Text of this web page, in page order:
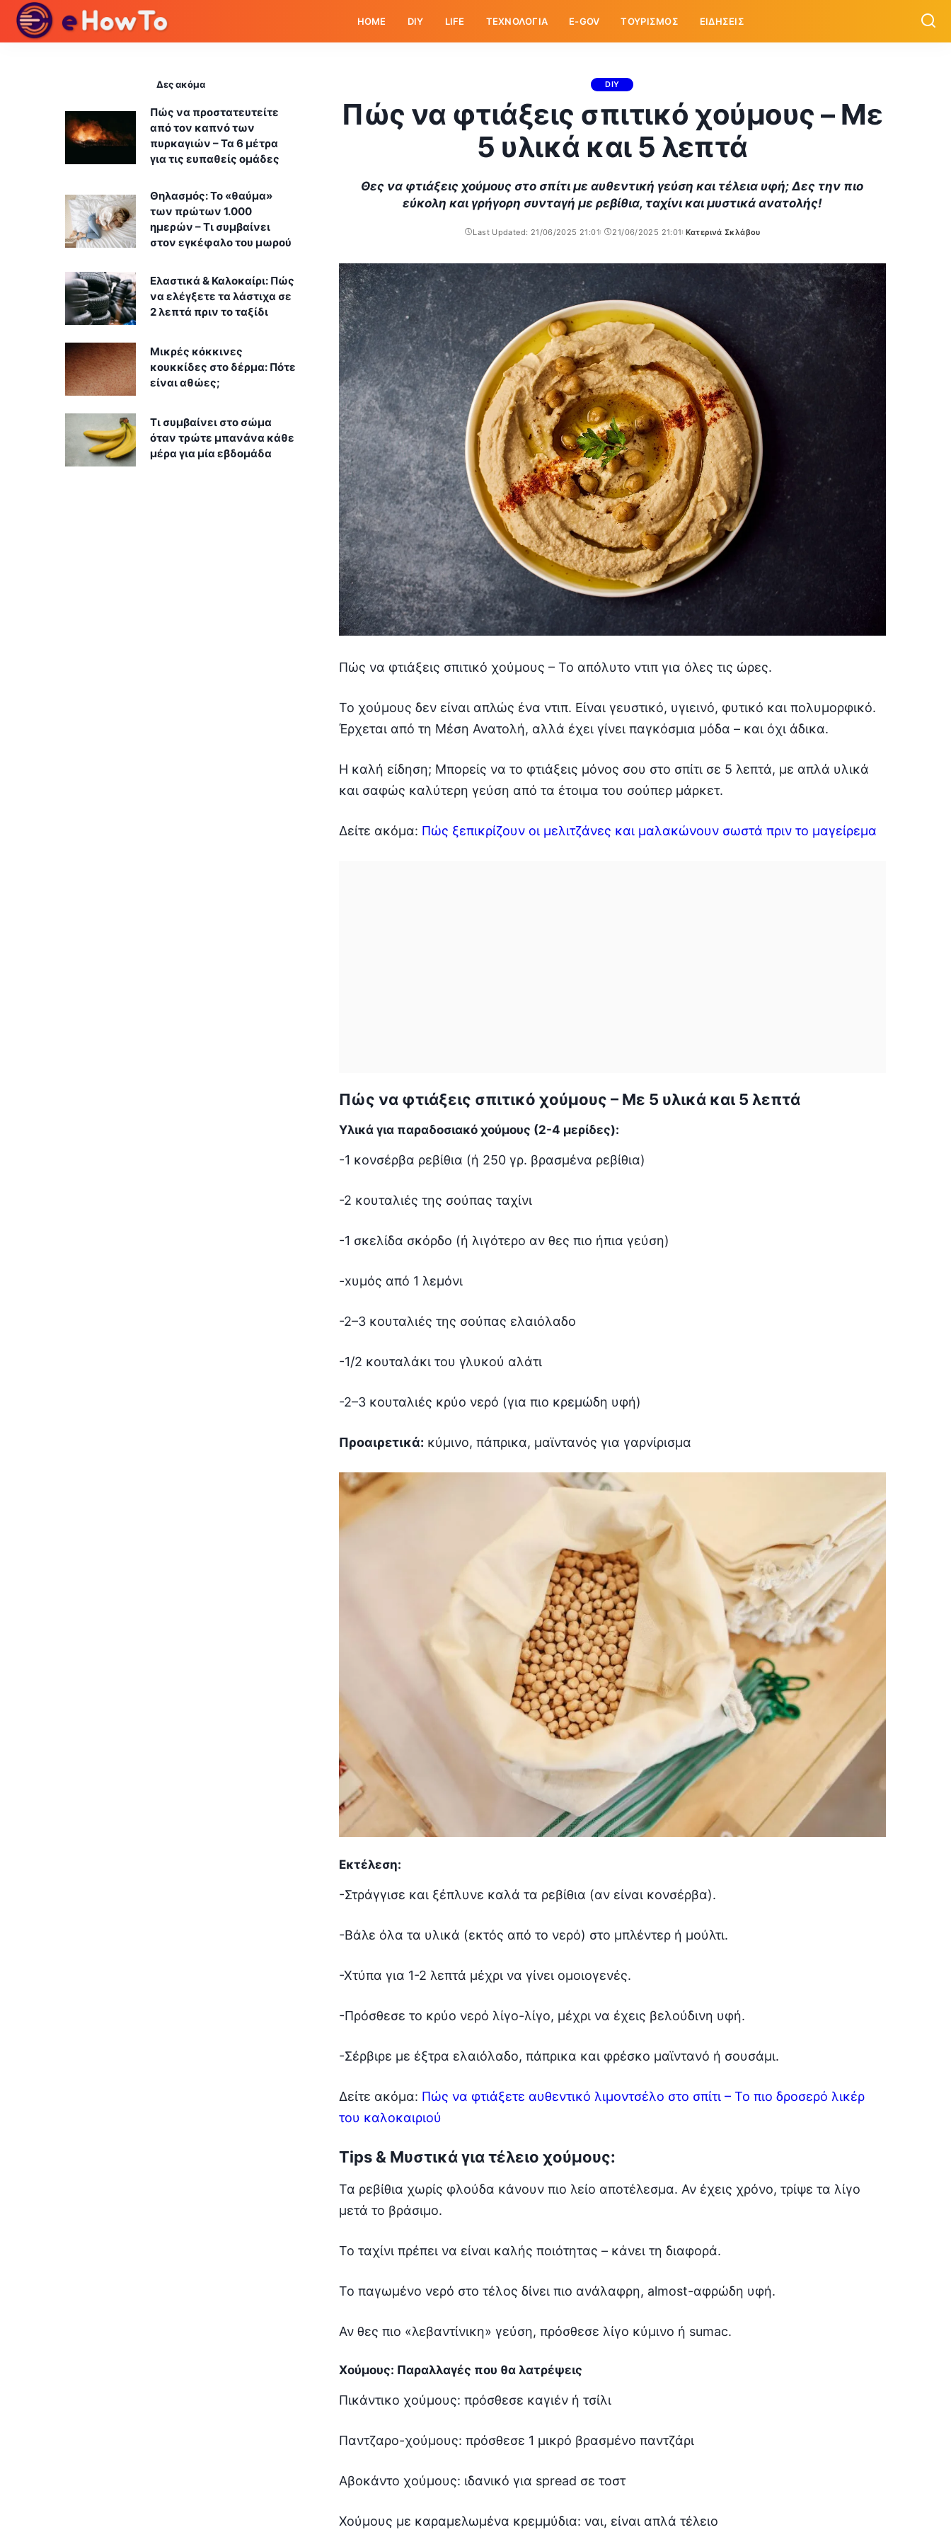
HOME DIY LIFE ΤΕΧΝΟΛΟΓΙΑ E-GOV ΤΟΥΡΙΣΜΟΣ ΕΙΔΗΣΕΙΣ
DIY
Πώς να φτιάξεις σπιτικό χούμους – Με
5 υλικά και 5 λεπτά
Θες να φτιάξεις χούμους στο σπίτι με αυθεντική γεύση και τέλεια υφή; Δες την πιο
εύκολη και γρήγορη συνταγή με ρεβίθια, ταχίνι και μυστικά ανατολής!
Last Updated: 21/06/2025 21:01 21/06/2025 21:01
Posted
Κατερινά Σκλάβου
Πώς να φτιάξεις σπιτικό χούμους – Το απόλυτο ντιπ για όλες τις ώρες.
Το χούμους δεν είναι απλώς ένα ντιπ. Είναι γευστικό, υγιεινό, φυτικό και πολυμορφικό.
Έρχεται από τη Μέση Ανατολή, αλλά έχει γίνει παγκόσμια μόδα – και όχι άδικα.
Η καλή είδηση; Μπορείς να το φτιάξεις μόνος σου στο σπίτι σε 5 λεπτά, με απλά υλικά
και σαφώς καλύτερη γεύση από τα έτοιμα του σούπερ μάρκετ.
Δείτε ακόμα: Πώς ξεπικρίζουν οι μελιτζάνες και μαλακώνουν σωστά πριν το μαγείρεμα
Πώς να φτιάξεις σπιτικό χούμους – Με 5 υλικά και 5 λεπτά
Υλικά για παραδοσιακό χούμους (2-4 μερίδες):
-1 κονσέρβα ρεβίθια (ή 250 γρ. βρασμένα ρεβίθια)
-2 κουταλιές της σούπας ταχίνι
-1 σκελίδα σκόρδο (ή λιγότερο αν θες πιο ήπια γεύση)
-xυμός από 1 λεμόνι
-2–3 κουταλιές της σούπας ελαιόλαδο
-1/2 κουταλάκι του γλυκού αλάτι
-2–3 κουταλιές κρύο νερό (για πιο κρεμώδη υφή)
Προαιρετικά: κύμινο, πάπρικα, μαϊντανός για γαρνίρισμα
Εκτέλεση:
-Στράγγισε και ξέπλυνε καλά τα ρεβίθια (αν είναι κονσέρβα).
-Βάλε όλα τα υλικά (εκτός από το νερό) στο μπλέντερ ή μούλτι.
-Χτύπα για 1-2 λεπτά μέχρι να γίνει ομοιογενές.
-Πρόσθεσε το κρύο νερό λίγο-λίγο, μέχρι να έχεις βελούδινη υφή.
-Σέρβιρε με έξτρα ελαιόλαδο, πάπρικα και φρέσκο μαϊντανό ή σουσάμι.
Δείτε ακόμα: Πώς να φτιάξετε αυθεντικό λιμοντσέλο στο σπίτι – Το πιο δροσερό λικέρ
του καλοκαιριού
Tips & Μυστικά για τέλειο χούμους:
Τα ρεβίθια χωρίς φλούδα κάνουν πιο λείο αποτέλεσμα. Αν έχεις χρόνο, τρίψε τα λίγο
μετά το βράσιμο.
Το ταχίνι πρέπει να είναι καλής ποιότητας – κάνει τη διαφορά.
Το παγωμένο νερό στο τέλος δίνει πιο ανάλαφρη, almost-αφρώδη υφή.
Αν θες πιο «λεβαντίνικη» γεύση, πρόσθεσε λίγο κύμινο ή sumac.
Χούμους: Παραλλαγές που θα λατρέψεις
Πικάντικο χούμους: πρόσθεσε καγιέν ή τσίλι
Παντζαρο-χούμους: πρόσθεσε 1 μικρό βρασμένο παντζάρι
Αβοκάντο χούμους: ιδανικό για spread σε τοστ
Χούμους με καραμελωμένα κρεμμύδια: ναι, είναι απλά τέλειο
Δες ακόμα
Πώς να προστατευτείτε
από τον καπνό των
πυρκαγιών – Τα 6 μέτρα
για τις ευπαθείς ομάδες
Θηλασμός: Το «θαύμα»
των πρώτων 1.000
ημερών – Τι συμβαίνει
στον εγκέφαλο του μωρού
Ελαστικά & Καλοκαίρι: Πώς
να ελέγξετε τα λάστιχα σε
2 λεπτά πριν το ταξίδι
Μικρές κόκκινες
κουκκίδες στο δέρμα: Πότε
είναι αθώες;
Τι συμβαίνει στο σώμα
όταν τρώτε μπανάνα κάθε
μέρα για μία εβδομάδα